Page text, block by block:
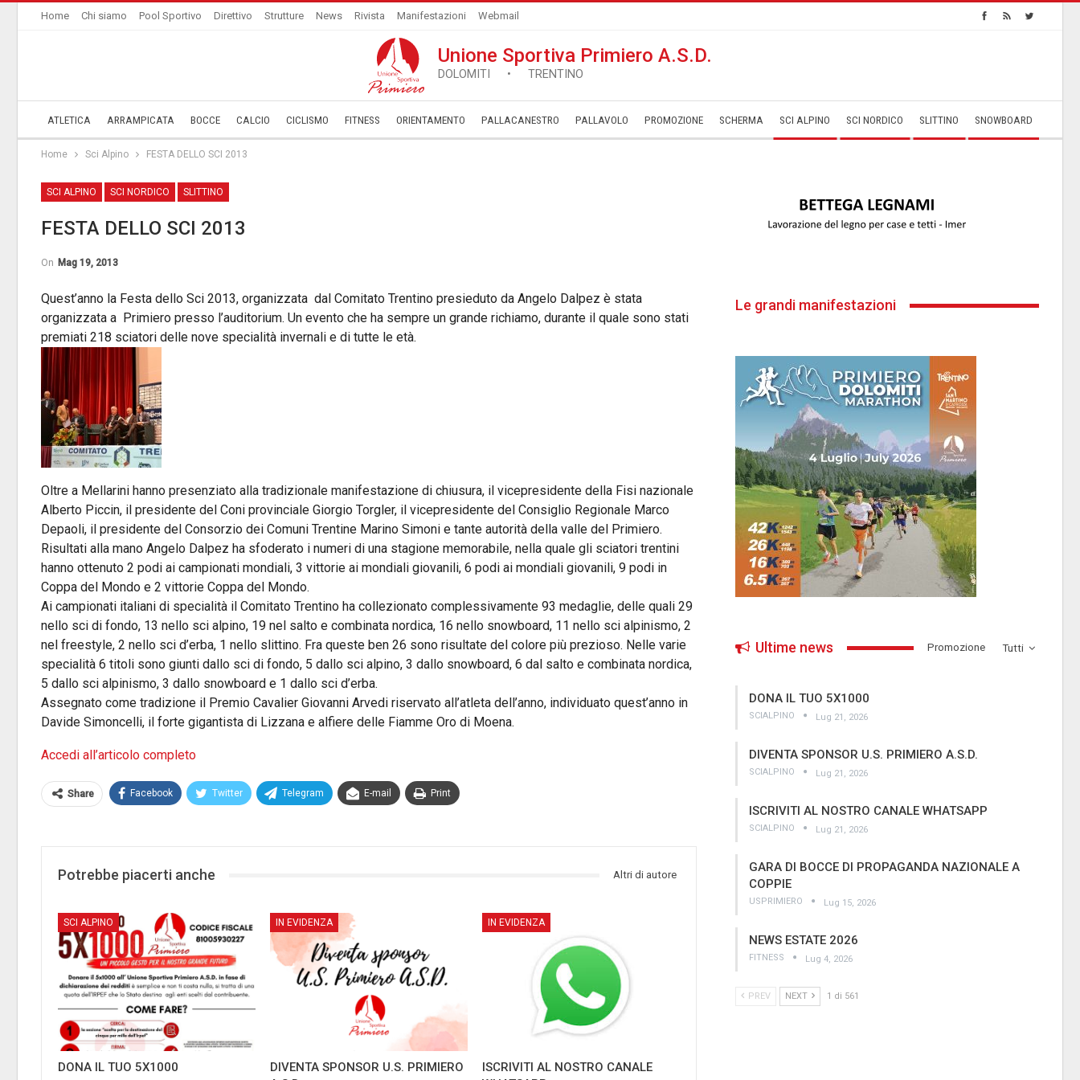
Home Chi siamo Pool Sportivo Direttivo Strutture News Rivista Manifestazioni Webmail
Unione Sportiva Primiero A.S.D.
DOLOMITI • TRENTINO
ATLETICA ARRAMPICATA BOCCE CALCIO CICLISMO FITNESS ORIENTAMENTO PALLACANESTRO PALLAVOLO ­PROMOZIONE SCHERMA SCI ALPINO SCI NORDICO SLITTINO SNOWBOARD
Home Sci Alpino FESTA DELLO SCI 2013
SCI ALPINO SCI NORDICO SLITTINO
FESTA DELLO SCI 2013
On Mag 19, 2013
Quest’anno la Festa dello Sci 2013, organizzata dal Comitato Trentino presieduto da Angelo Dalpez è stata
organizzata a Primiero presso l’auditorium. Un evento che ha sempre un grande richiamo, durante il quale sono stati
premiati 218 sciatori delle nove specialità invernali e di tutte le età.
Oltre a Mellarini hanno presenziato alla tradizionale manifestazione di chiusura, il vicepresidente della Fisi nazionale
Alberto Piccin, il presidente del Coni provinciale Giorgio Torgler, il vicepresidente del Consiglio Regionale Marco
Depaoli, il presidente del Consorzio dei Comuni Trentine Marino Simoni e tante autorità della valle del Primiero.
Risultati alla mano Angelo Dalpez ha sfoderato i numeri di una stagione memorabile, nella quale gli sciatori trentini
hanno ottenuto 2 podi ai campionati mondiali, 3 vittorie ai mondiali giovanili, 6 podi ai mondiali giovanili, 9 podi in
Coppa del Mondo e 2 vittorie Coppa del Mondo.
Ai campionati italiani di specialità il Comitato Trentino ha collezionato complessivamente 93 medaglie, delle quali 29
nello sci di fondo, 13 nello sci alpino, 19 nel salto e combinata nordica, 16 nello snowboard, 11 nello sci alpinismo, 2
nel freestyle, 2 nello sci d’erba, 1 nello slittino. Fra queste ben 26 sono risultate del colore più prezioso. Nelle varie
specialità 6 titoli sono giunti dallo sci di fondo, 5 dallo sci alpino, 3 dallo snowboard, 6 dal salto e combinata nordica,
5 dallo sci alpinismo, 3 dallo snowboard e 1 dallo sci d’erba.
Assegnato come tradizione il Premio Cavalier Giovanni Arvedi riservato all’atleta dell’anno, individuato quest’anno in
Davide Simoncelli, il forte gigantista di Lizzana e alfiere delle Fiamme Oro di Moena.
Accedi all’articolo completo
Share Facebook Twitter Telegram E-mail Print
Potrebbe piacerti anche Altri di autore
SCI ALPINO
DONA IL TUO 5X1000
IN EVIDENZA
DIVENTA SPONSOR U.S. PRIMIERO
IN EVIDENZA
ISCRIVITI AL NOSTRO CANALE
Le grandi manifestazioni
Tutti
Ultime news ­Promozione
DONA IL TUO 5X1000
SCIALPINO Lug 21, 2026
DIVENTA SPONSOR U.S. PRIMIERO A.S.D.
SCIALPINO Lug 21, 2026
ISCRIVITI AL NOSTRO CANALE WHATSAPP
SCIALPINO Lug 21, 2026
GARA DI BOCCE DI PROPAGANDA NAZIONALE A
COPPIE
USPRIMIERO Lug 15, 2026
NEWS ESTATE 2026
FITNESS Lug 4, 2026
PREV NEXT 1 di 561